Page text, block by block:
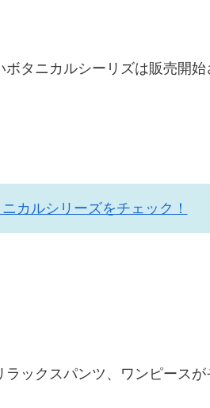
タニカルシーリズは販売開
カルシリーズをチェック！
ックスパンツ、ワンピースが